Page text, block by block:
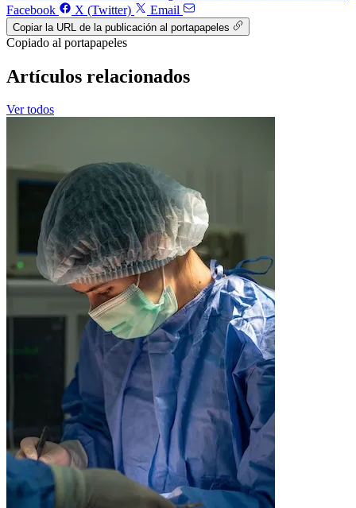
Facebook
X (Twitter) Email
Copiar la URL de la publicación al portapapeles
Copiado al portapapeles
Artículos relacionados
Ver todos